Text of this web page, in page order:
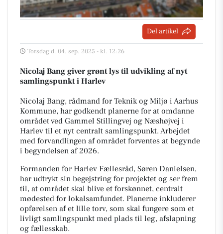
Del artikel
Torsdag d. 04. sep. 2025 - kl. 12:26
Nicolaj Bang giver grønt lys til udvikling af nyt
samlingspunkt i Harlev
Nicolaj Bang, rådmand for Teknik og Miljø i Aarhus
Kommune, har godkendt planerne for at omdanne
området ved Gammel Stillingvej og Næshøjvej i
Harlev til et nyt centralt samlingspunkt. Arbejdet
med forvandlingen af området forventes at begynde
i begyndelsen af 2026.
Formanden for Harlev Fællesråd, Søren Danielsen,
har udtrykt sin begejstring for projektet og ser frem
til, at området skal blive et forskønnet, centralt
mødested for lokalsamfundet. Planerne inkluderer
opførelsen af et lille torv, som skal fungere som et
livligt samlingspunkt med plads til leg, afslapning
og fællesskab.